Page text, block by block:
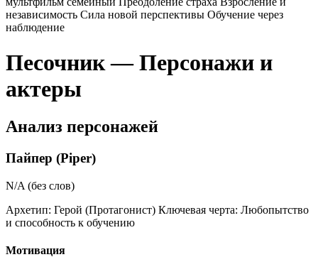
независимость Сила новой перспективы Обучение через
наблюдение
Песочник — Персонажи и
актеры
Анализ персонажей
Пайпер (Piper)
N/A (без слов)
Архетип: Герой (Протагонист) Ключевая черта: Любопытство
и способность к обучению
Мотивация